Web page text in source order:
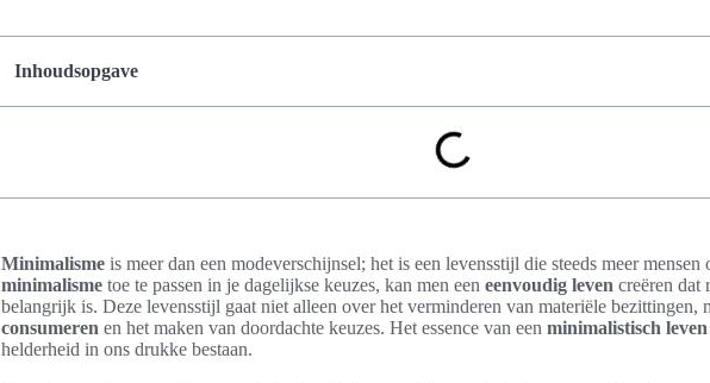
Inhoudsopgave
Minimalisme is meer dan een modeverschijnsel; het is een levensstijl die steeds meer
minimalisme toe te passen in je dagelijkse keuzes, kan men een eenvoudig leven creëren dat
belangrijk is. Deze levensstijl gaat niet alleen over het verminderen van materiële bezittingen,
consumeren en het maken van doordachte keuzes. Het essence van een minimalistisch leven
helderheid in ons drukke bestaan.